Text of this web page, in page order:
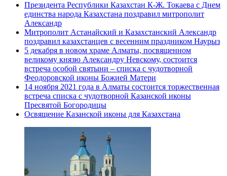
Президента Республики Казахстан К-Ж. Токаева с Днем
единства народа Казахстана поздравил митрополит
Александр
Митрополит Астанайский и Казахстанский Александр
поздравил казахстанцев с весенним праздником Наурыз
5 декабря в новом храме Алматы, посвященном
великому князю Александру Невскому, состоится
встреча особой святыни – списка с чудотворной
Феодоровской иконы Божией Матери
14 ноября 2021 года в Алматы состоится торжественная
встреча списка с чудотворной Казанской иконы
Пресвятой Богородицы
Освящение Казанской иконы для Казахстана